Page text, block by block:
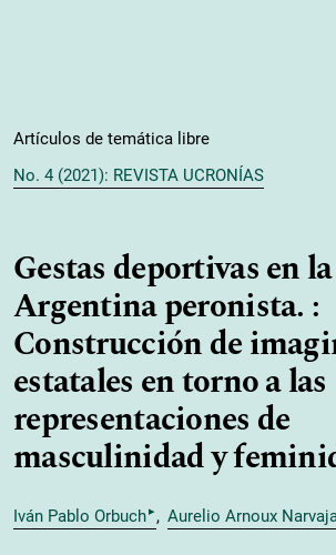
Artículos de temática libre
No. 4 (2021): REVISTA UCRONÍAS
Gestas deportivas en
Argentina peronista. :
Construcción de
estatales en torno a las
representaciones de
masculinidad y
Iván Pablo Orbuch▸ Aurelio Arnoux